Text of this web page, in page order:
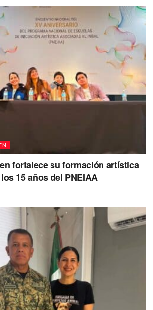
fortalece su formación artística
15 años del PNEIAA